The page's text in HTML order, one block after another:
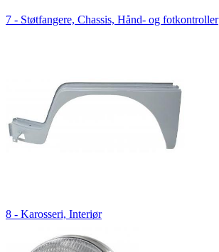
7 - Støtfangere, Chassis, Hånd- og fotkontroller
8 - Karosseri, Interiør